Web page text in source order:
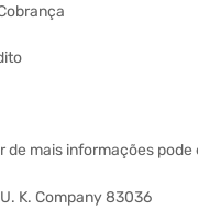
de mais informações
K. Company 83036